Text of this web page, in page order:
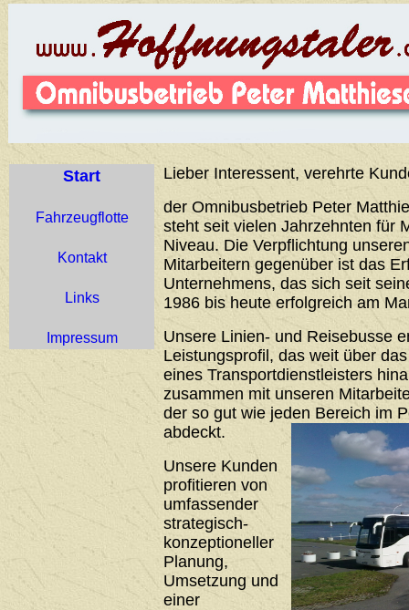
Start
Fahrzeugflotte
Kontakt
Links
Impressum
Lieber Interessent, verehrte
der Omnibusbetrieb Peter
steht seit vielen Jahrzehnten für
Niveau. Die Verpflichtung
Mitarbeitern gegenüber ist das
Unternehmens, das sich seit
1986 bis heute erfolgreich am
Unsere Linien- und Reisebusse
Leistungsprofil, das weit über
eines Transportdienstleisters
zusammen mit unseren
der so gut wie jeden Bereich im
abdeckt.
Unsere Kunden
profitieren von
umfassender
strategisch-
konzeptioneller
Planung,
Umsetzung und
einer